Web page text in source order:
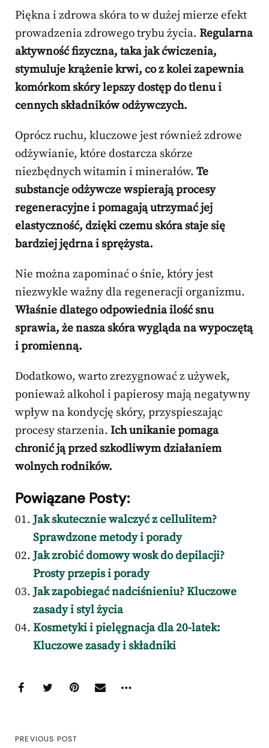
Piękna i zdrowa skóra to w dużej mierze efekt
prowadzenia zdrowego trybu życia. Regularna
aktywność fizyczna, taka jak ćwiczenia,
stymuluje krążenie krwi, co z kolei zapewnia
komórkom skóry lepszy dostęp do tlenu i
cennych składników odżywczych.
Oprócz ruchu, kluczowe jest również zdrowe
odżywianie, które dostarcza skórze
niezbędnych witamin i minerałów. Te
substancje odżywcze wspierają procesy
regeneracyjne i pomagają utrzymać jej
elastyczność, dzięki czemu skóra staje się
bardziej jędrna i sprężysta.
Nie można zapominać o śnie, który jest
niezwykle ważny dla regeneracji organizmu.
Właśnie dlatego odpowiednia ilość snu
sprawia, że nasza skóra wygląda na wypoczętą
i promienną.
Dodatkowo, warto zrezygnować z używek,
ponieważ alkohol i papierosy mają negatywny
wpływ na kondycję skóry, przyspieszając
procesy starzenia. Ich unikanie pomaga
chronić ją przed szkodliwym działaniem
wolnych rodników.
Powiązane Posty:
Jak skutecznie walczyć z cellulitem?
Sprawdzone metody i porady
Jak zrobić domowy wosk do depilacji?
Prosty przepis i porady
Jak zapobiegać nadciśnieniu? Kluczowe
zasady i styl życia
Kosmetyki i pielęgnacja dla 20-latek:
Kluczowe zasady i składniki
PREVIOUS POST